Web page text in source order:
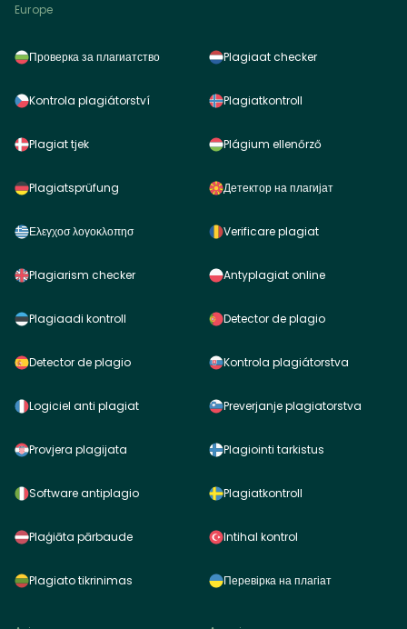
Europe
Проверка за плагиатство
Kontrola plagiátorství
Plagiat tjek
Plagiatsprüfung
Ελεγχοσ λογοκλοπησ
Plagiarism checker
Plagiaadi kontroll
Detector de plagio
Logiciel anti plagiat
Provjera plagijata
Software antiplagio
Plaģiāta pārbaude
Plagiato tikrinimas
Plagiaat checker
Plagiatkontroll
Plágium ellenőrző
Детектор на плагијат
Verificare plagiat
Antyplagiat online
Detector de plagio
Kontrola plagiátorstva
Preverjanje plagiatorstva
Plagiointi tarkistus
Plagiatkontroll
Intihal kontrol
Перевірка на плагіат